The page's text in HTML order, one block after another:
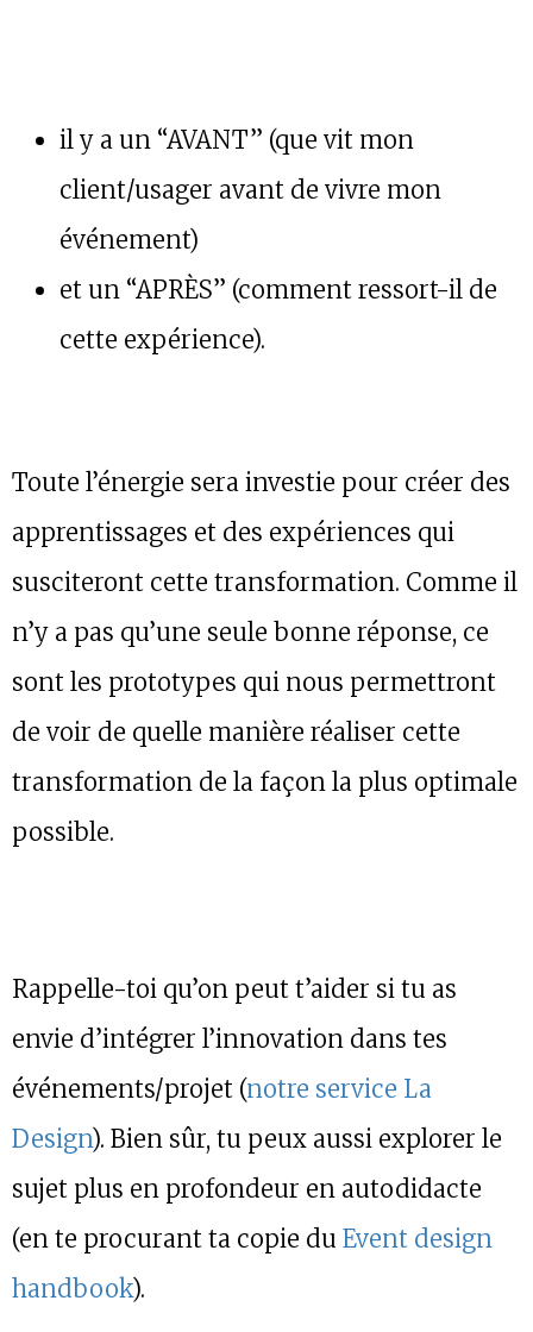
il y a un “AVANT” (que vit mon
client/usager avant de vivre mon
événement)
et un “APRÈS” (comment ressort-il de
cette expérience).
Toute l’énergie sera investie pour créer des
apprentissages et des expériences qui
susciteront cette transformation. Comme il
n’y a pas qu’une seule bonne réponse, ce
sont les prototypes qui nous permettront
de voir de quelle manière réaliser cette
transformation de la façon la plus optimale
possible.
Rappelle-toi qu’on peut t’aider si tu as
envie d’intégrer l’innovation dans tes
événements/projet (notre service La
Design). Bien sûr, tu peux aussi explorer le
sujet plus en profondeur en autodidacte
(en te procurant ta copie du Event design
handbook).